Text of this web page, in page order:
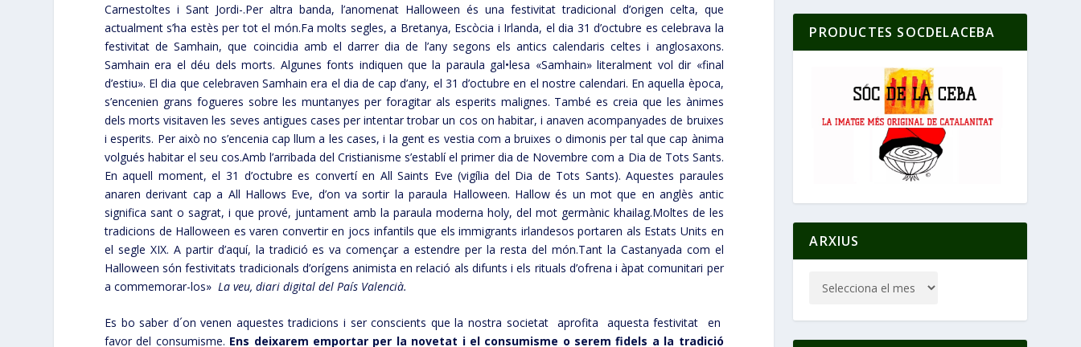
Carnestoltes i Sant Jordi-.Per altra banda, l’anomenat Halloween és una festivitat tradicional d’origen celta, que
actualment s’ha estès per tot el món.Fa molts segles, a Bretanya, Escòcia i Irlanda, el dia 31 d’octubre es celebrava la
festivitat de Samhain, que coincidia amb el darrer dia de l’any segons els antics calendaris celtes i anglosaxons.
Samhain era el déu dels morts. Algunes fonts indiquen que la paraula gal•lesa «Samhain» literalment vol dir «final
d’estiu». El dia que celebraven Samhain era el dia de cap d’any, el 31 d’octubre en el nostre calendari. En aquella època,
s’encenien grans fogueres sobre les muntanyes per foragitar als esperits malignes. També es creia que les ànimes
dels morts visitaven les seves antigues cases per intentar trobar un cos on habitar, i anaven acompanyades de bruixes
i esperits. Per això no s’encenia cap llum a les cases, i la gent es vestia com a bruixes o dimonis per tal que cap ànima
volgués habitar el seu cos.Amb l’arribada del Cristianisme s’establí el primer dia de Novembre com a Dia de Tots Sants.
En aquell moment, el 31 d’octubre es convertí en All Saints Eve (vigília del Dia de Tots Sants). Aquestes paraules
anaren derivant cap a All Hallows Eve, d’on va sortir la paraula Halloween. Hallow és un mot que en anglès antic
significa sant o sagrat, i que prové, juntament amb la paraula moderna holy, del mot germànic khailag.Moltes de les
tradicions de Halloween es varen convertir en jocs infantils que els immigrants irlandesos portaren als Estats Units en
el segle XIX. A partir d’aquí, la tradició es va començar a estendre per la resta del món.Tant la Castanyada com el
Halloween són festivitats tradicionals d’orígens animista en relació als difunts i els rituals d’ofrena i àpat comunitari per
a commemorar-los» La veu, diari digital del País Valencià.
Es bo saber d´on venen aquestes tradicions i ser conscients que la nostra societat aprofita aquesta festivitat en
favor del consumisme. Ens deixarem emportar per la novetat i el consumisme o serem fidels a la tradició
PRODUCTES SOCDELACEBA
ARXIUS